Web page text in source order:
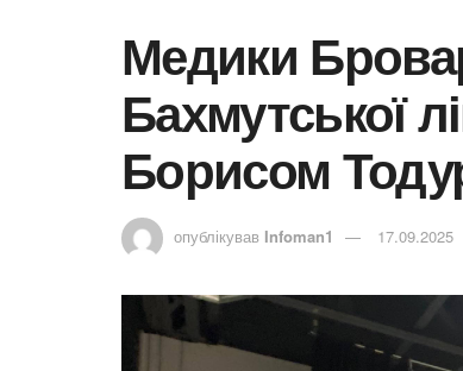
Медики
Бахмутської
Борисом
опублікував Infoman1 17.09.2025